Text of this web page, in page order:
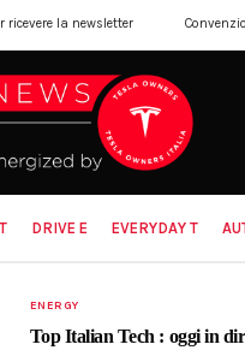
ricevere la newsletter
DRIVE E EVERYDAY T
ENERGY
Top Italian Tech : oggi in